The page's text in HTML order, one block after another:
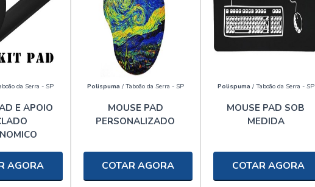
da Serra - SP
E APOIO
AGORA
Polispuma / Taboão da Serra - SP
MOUSE PAD
PERSONALIZADO
COTAR AGORA
Polispuma / Taboão da Serra - SP
MOUSE PAD SOB
MEDIDA
COTAR AGORA